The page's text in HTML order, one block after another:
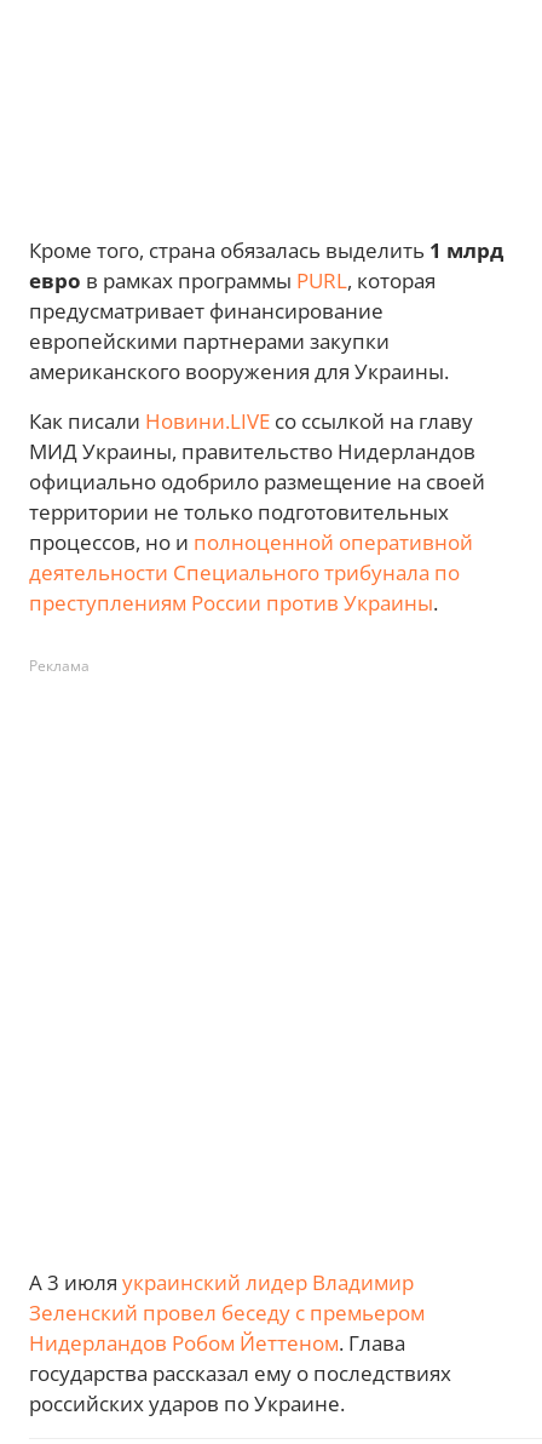
Кроме того, страна обязалась выделить 1 млрд
евро в рамках программы PURL, которая
предусматривает финансирование
европейскими партнерами закупки
американского вооружения для Украины.
Как писали Новини.LIVE со ссылкой на главу
МИД Украины, правительство Нидерландов
официально одобрило размещение на своей
территории не только подготовительных
процессов, но и полноценной оперативной
деятельности Специального трибунала по
преступлениям России против Украины.
Реклама
А 3 июля украинский лидер Владимир
Зеленский провел беседу с премьером
Нидерландов Робом Йеттеном. Глава
государства рассказал ему о последствиях
российских ударов по Украине.